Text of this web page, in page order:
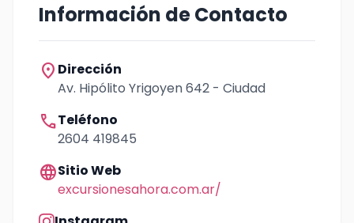
Información de Contacto
location_on Dirección
Av. Hipólito Yrigoyen 642 - Ciudad
callTeléfono
2604 419845
languageSitio Web
excursionesahora.com.ar/